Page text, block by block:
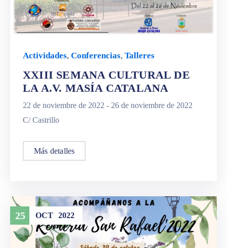
Actividades, Conferencias, Talleres
XXIII SEMANA CULTURAL DE
LA A.V. MASÍA CATALANA
22 de noviembre de 2022 - 26 de noviembre de 2022
C/ Castrillo
Más detalles
25 OCT 2022